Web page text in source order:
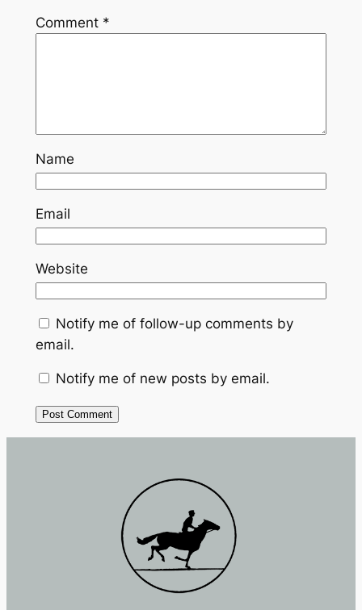
Comment *
Name
Email
Website
Notify me of follow-up comments by
email.
Notify me of new posts by email.